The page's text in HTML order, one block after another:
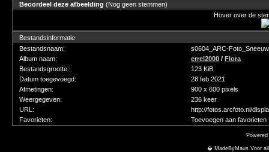
Beoordeel deze afbeelding (Nog geen stemmen)
Hover over de
Bestandsinformatie
Bestandsnaam:
s0604_ARC-
Album naam:
errel2000 / Flora
Bestandsgrootte:
123 KiB
Datum toegevoegd:
28 feb 2021
Afmetingen:
900 x 600 pixels
Weergegeven:
236 keer
URL:
http://fotos.arcfoto.nl/
Favorieten:
Toevoegen aan favorieten
� MadeByMaus Voor